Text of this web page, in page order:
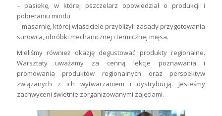
– pasiekę, w której pszczelarz opowiedział o produkcji i
pobieraniu miodu
– masarnię, której właściciele przybliżyli zasady przygotowania
surowca, obróbki mechanicznej i termicznej mięsa.
Mieliśmy również okazję degustować produkty regionalne.
Warsztaty uważamy za cenną lekcje poznawania i
promowania produktów regionalnych oraz perspektyw
związanych z ich wytwarzaniem i dystrybucją. Jesteśmy
zachwyceni świetnie zorganizowanymi zajęciami.